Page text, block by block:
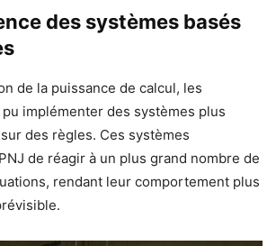
des systèmes basés
de la puissance de calcul, les
implémenter des systèmes plus
des règles. Ces systèmes
de réagir à un plus grand nombre de
rendant leur comportement plus